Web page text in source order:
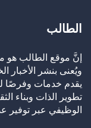
الطالب
إنَّ موقع الطالب هو
ويُعنى بنشر الأخبار
يقدم خدمات وفرصًا
تطوير الذات وبناء
الوظيفي عبر